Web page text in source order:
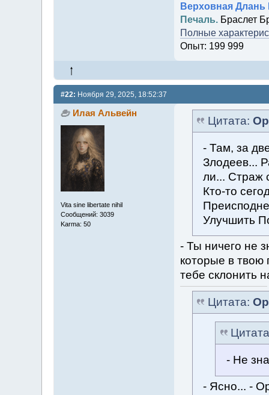
Верховная Длань
Печаль.Браслет
Полные
Опыт: 199 999
#22: Ноября 29, 2025, 18:52:37
Илая Альвейн
Vita sine libertate nihil
Сообщений: 3039
Karma: 50
Цитата:
- Там, за
Злодеев...
ли... Страж
Кто-то
Улучшить
- Ты ничего не
которые в твою
тебе склонить
Цитата:
- Не
- Ясно... -